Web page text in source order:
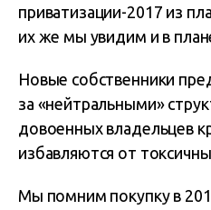
приватизации-2017 из
их же мы увидим и в
Новые собственники
за «нейтральными»
довоенных владельцев
избавляются от
Мы помним покупку в